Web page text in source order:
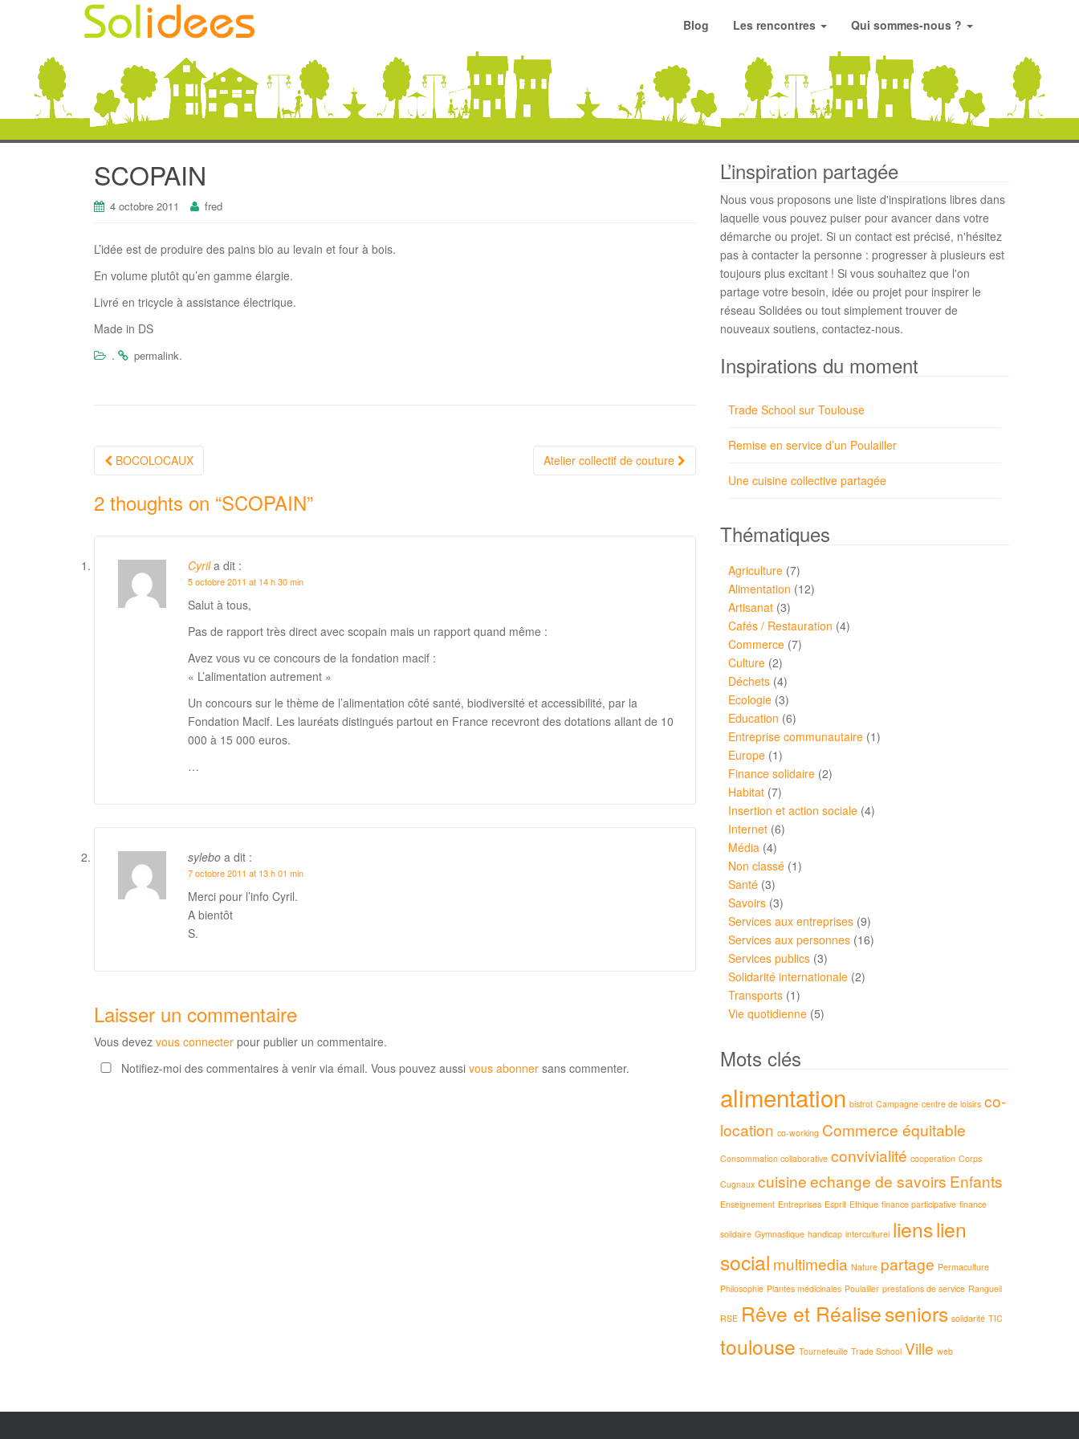
Blog Les rencontres Qui sommes-nous ?
SCOPAIN
4 octobre 2011 fred
L’idée est de produire des pains bio au levain et four à bois.
En volume plutôt qu’en gamme élargie.
Livré en tricycle à assistance électrique.
Made in DS
.
permalink.
Navigation
BOCOLOCAUX Atelier collectif de couture
2 thoughts on “SCOPAIN”
Cyril a dit :
5 octobre 2011 at 14 h 30 min
Salut à tous,
Pas de rapport très direct avec scopain mais un rapport quand même :
Avez vous vu ce concours de la fondation macif :
« L’alimentation autrement »
Un concours sur le thème de l’alimentation côté santé, biodiversité et accessibilité, par la
Fondation Macif. Les lauréats distingués partout en France recevront des dotations allant de 10
000 à 15 000 euros.
…
sylebo a dit :
7 octobre 2011 at 13 h 01 min
Merci pour l’info Cyril.
A bientôt
S.
Laisser un commentaire
Vous devez vous connecter pour publier un commentaire.
Notifiez-moi des commentaires à venir via émail. Vous pouvez aussi vous abonner sans commenter.
L’inspiration partagée
Nous vous proposons une liste d'inspirations libres dans
laquelle vous pouvez puiser pour avancer dans votre
démarche ou projet. Si un contact est précisé, n'hésitez
pas à contacter la personne : progresser à plusieurs est
toujours plus excitant ! Si vous souhaitez que l'on
partage votre besoin, idée ou projet pour inspirer le
réseau Solidées ou tout simplement trouver de
nouveaux soutiens, contactez-nous.
Inspirations du moment
Trade School sur Toulouse
Remise en service d’un Poulailler
Une cuisine collective partagée
Thématiques
Agriculture (7)
Alimentation (12)
Artisanat (3)
Cafés / Restauration (4)
Commerce (7)
Culture (2)
Déchets (4)
Ecologie (3)
Education (6)
Entreprise communautaire (1)
Europe (1)
Finance solidaire (2)
Habitat (7)
Insertion et action sociale (4)
Internet (6)
Média (4)
Non classé (1)
Santé (3)
Savoirs (3)
Services aux entreprises (9)
Services aux personnes (16)
Services publics (3)
Solidarité internationale (2)
Transports (1)
Vie quotidienne (5)
Mots clés
alimentation bistrot Campagne centre de loisirs co-
location co-working Commerce équitable
Consommation collaborative convivialité cooperation Corps
Cugnaux cuisineechange de savoirs Enfants
Enseignement Entreprises Esprit Ethique finance participative finance
solidaire Gymnastique handicap interculturel lienslien
social multimedia Nature partage Permaculture
Philosophie Plantes médicinales Poulailler prestations de service Rangueil
RSE Rêve et Réaliseseniors solidarité TIC
toulouse Tournefeuille Trade School Ville web